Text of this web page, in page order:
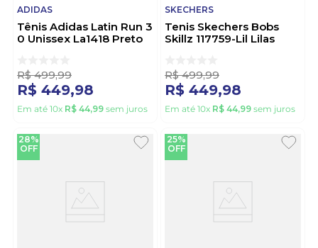
ADIDAS
Tênis Adidas Latin Run 3
0 Unissex La1418 Preto
R$ 499,99
R$ 449,98
Em até 10x R$ 44,99 sem juros
SKECHERS
Tenis Skechers Bobs
Skillz 117759-Lil Lilas
R$ 499,99
R$ 449,98
Em até 10x R$ 44,99 sem juros
28%
OFF
25%
OFF